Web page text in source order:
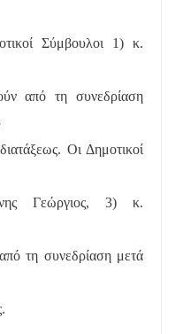
Σύμβουλοι 1) κ.
από τη συνεδρίαση
Οι Δημοτικοί
Γεώργιος, 3) κ.
τη συνεδρίαση μετά